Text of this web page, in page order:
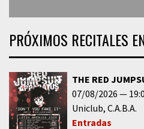
PRÓXIMOS RECITALES
THE RED
07/08/2026
Uniclub C.A.B.A.
Entradas